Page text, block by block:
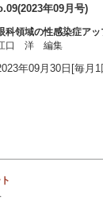
年09月号)
科領域の性感染症アッ
口 洋 編集
年09月30日[毎月1